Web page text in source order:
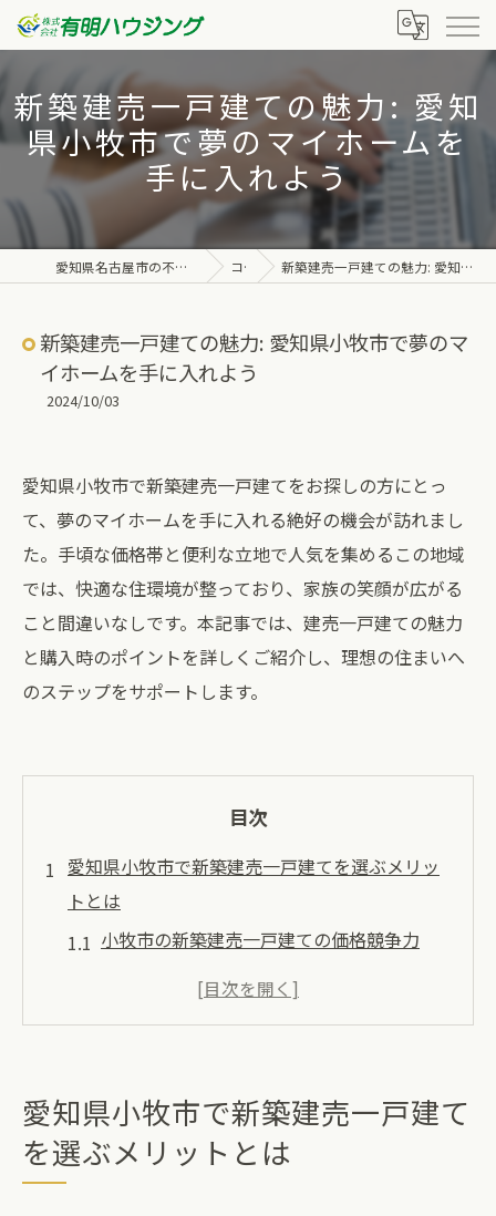
新築建売一戸建ての魅力: 愛知
県小牧市で夢のマイホームを
手に入れよう
愛知県名古屋市の不動産なら株式会社有明ハウジング コラム 新築建売一戸建ての魅力: 愛知県小牧市で夢のマイホームを手に入れよう
新築建売一戸建ての魅力: 愛知県小牧市で夢のマ
イホームを手に入れよう
2024/10/03
愛知県小牧市で新築建売一戸建てをお探しの方にとっ
て、夢のマイホームを手に入れる絶好の機会が訪れまし
た。手頃な価格帯と便利な立地で人気を集めるこの地域
では、快適な住環境が整っており、家族の笑顔が広がる
こと間違いなしです。本記事では、建売一戸建ての魅力
と購入時のポイントを詳しくご紹介し、理想の住まいへ
のステップをサポートします。
目次
愛知県小牧市で新築建売一戸建てを選ぶメリッ
トとは
小牧市の新築建売一戸建ての価格競争力
都市と自然が調和する小牧市の魅力
新築建売一戸建てで叶える快適な家庭生活
小牧市の地域特性がもたらす生活の質
新築建売の魅力を最大限に活かすためのポイン
愛知県小牧市で新築建売一戸建て
を選ぶメリットとは